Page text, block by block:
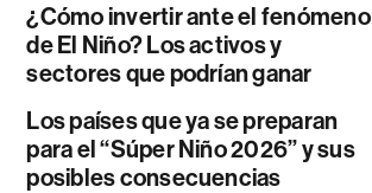
¿Cómo invertir ante el fenómeno
de El Niño? Los activos y
sectores que podrían ganar
Los países que ya se preparan
para el “Súper Niño 2026” y sus
posibles consecuencias